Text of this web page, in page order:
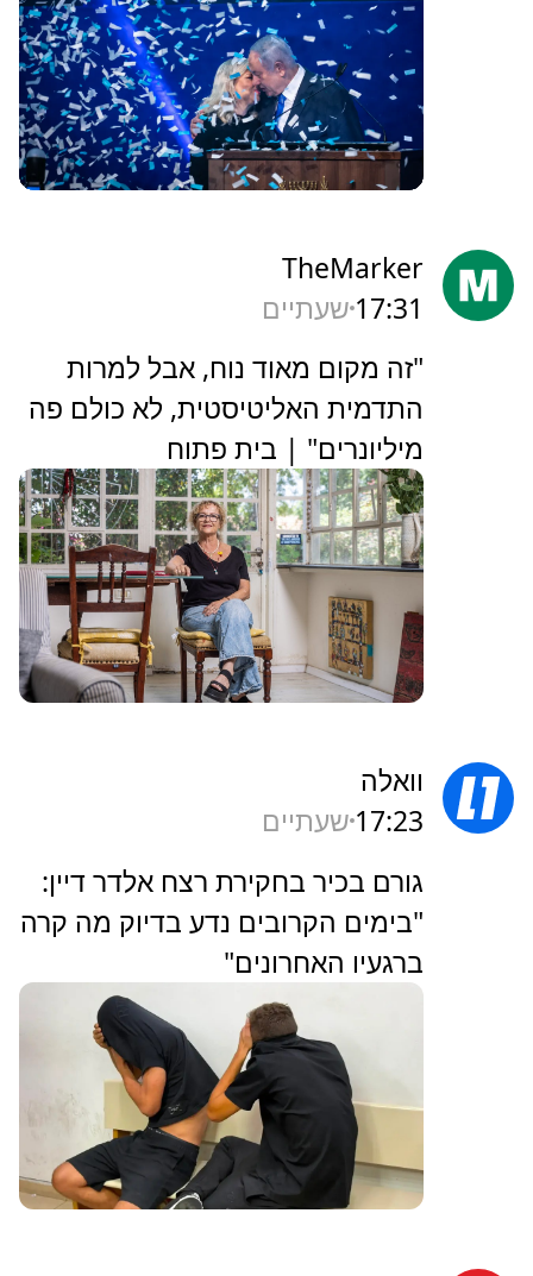
TheMarker
17:31 שעתיים
‏"זה מקום מאוד נוח, אבל למרות
התדמית האליטיסטית, לא כולם פה
מיליונרים" | בית פתוח
וואלה
17:23 שעתיים
גורם בכיר בחקירת רצח אלדר דיין:
"בימים הקרובים נדע בדיוק מה קרה
ברגעיו האחרונים"